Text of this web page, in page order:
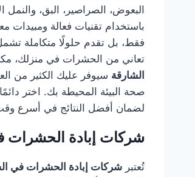
البعوض، الصراصير، البق،
باستخدام تقنيات فعالة
فقط، بل تقدم حلولًا متكاملة
تعاني من الحشرات في منزلك،
الشارقة سيوفر عليك الكثير من
صحة البيئة المحيطة بك. اختر
لضمان أفضل النتائج في أسرع
شركات إبادة الحشرات
تُعتبرشركات إبادة الحشرات في